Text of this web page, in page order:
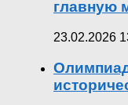
главную
23.02.2026